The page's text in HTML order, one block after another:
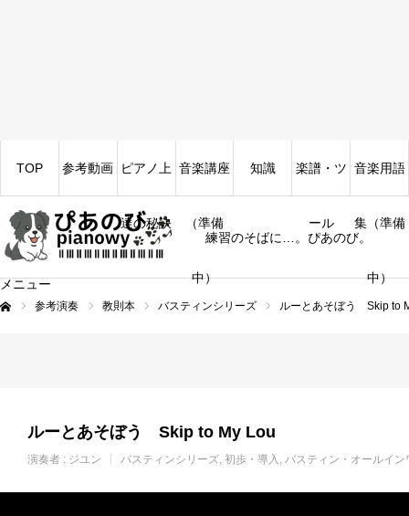
練習のそばに…。ぴあのび。
メニュー
TOP 参考動画 ピアノ上
達の秘訣
音楽講座
（準備
中）
知識 楽譜・ツ
ール
音楽用語
集（準備
中）
参考演奏 教則本 バスティンシリーズ ルーとあそぼう Skip to
ルーとあそぼう Skip to My Lou
演奏者 : ジユン バスティンシリーズ 初歩・導入 バスティン・オールイ